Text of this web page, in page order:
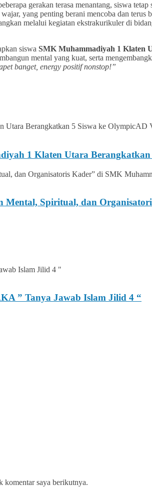
gerakan terasa menantang, siswa
yang penting berani mencoba dan
melalui kegiatan ekstrakurikuler di
siswa SMK Muhammadiyah 1 Klaten
mental yang kuat, serta
banget, energy positif nonstop!”
1 Klaten Utara
Mental, Spiritual, dan
” Tanya Jawab Islam Jilid 4 “
komentar saya berikutnya.